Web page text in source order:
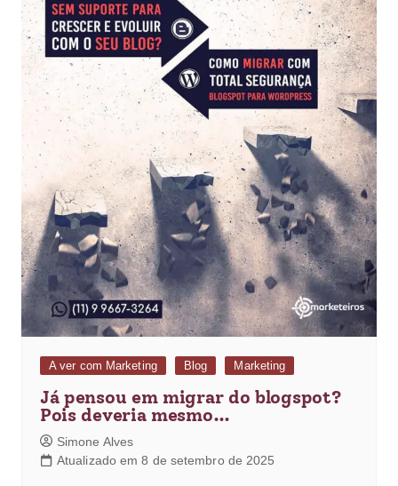
A ver com Marketing Blog Marketing
Já pensou em migrar do blogspot?
Pois deveria mesmo…
Simone Alves
Atualizado em 8 de setembro de 2025